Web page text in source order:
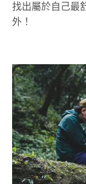
找出屬於自己最
外！